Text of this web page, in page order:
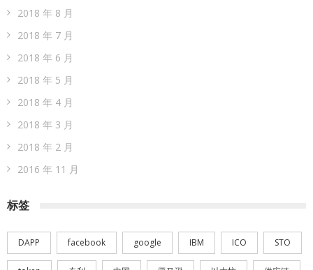
2018 年 8 月
2018 年 7 月
2018 年 6 月
2018 年 5 月
2018 年 4 月
2018 年 3 月
2018 年 2 月
2016 年 11 月
标签
DAPP facebook google IBM ICO STO